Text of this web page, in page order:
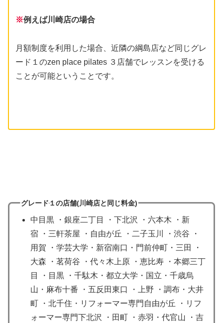
※例えば川崎店の場合
月額制度を利用した場合、近隣の綱島店など同じグレ
ード１のzen place pilates ３店舗でレッスンを受ける
ことが可能ということです。
グレード１の店舗(川崎店と同じ料金)
中目黒 ・銀座二丁目 ・下北沢 ・六本木 ・新
宿 ・三軒茶屋 ・自由が丘 ・二子玉川 ・渋谷 ・
用賀 ・学芸大学・新宿南口・門前仲町・三田 ・
大森 ・茗荷谷 ・代々木上原 ・恵比寿 ・本郷三丁
目 ・目黒 ・千駄木・都立大学・国立・千歳烏
山・麻布十番 ・五反田東口 ・上野 ・調布・大井
町 ・北千住・リフォーマー専門自由が丘 ・リフ
ォーマー専門下北沢 ・田町 ・赤羽・代官山 ・吉